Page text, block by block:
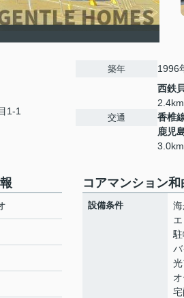
1-1
築年 1996
交通
西鉄
2.4km
香椎
鹿児
3.0km
コアマンション
設備条件